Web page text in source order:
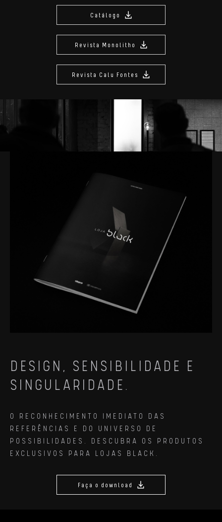
Catálogo
Revista Monolitho
Revista Calu Fontes
DESIGN, SENSIBILIDADE E
SINGULARIDADE.
O RECONHECIMENTO IMEDIATO DAS
REFERÊNCIAS E DO UNIVERSO DE
POSSIBILIDADES. DESCUBRA OS PRODUTOS
EXCLUSIVOS PARA LOJAS BLACK.
Faça o download